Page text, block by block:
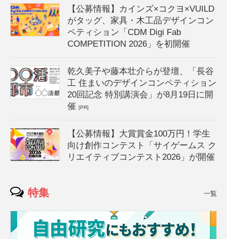
【公募情報】カインズ×コクヨ×VUILD
がタッグ、家具・木工品デザインコン
ペティション「CDM Digi Fab
COMPETITION 2026」を初開催
乾久美子や藤本壮介らが登壇、「長谷
工 住まいのデザインコンペティション
20回記念 特別講演会」が8月19日に開
催[PR]
【公募情報】大賞賞金100万円！学生
向け創作コンテスト「サイゲームス ク
リエイティブコンテスト2026」が開催
特集 一覧